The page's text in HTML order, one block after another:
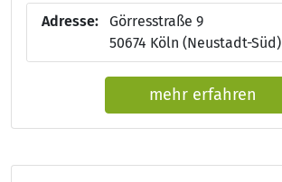
Adresse:
Görresstraße 9
50674 Köln (Neustadt-Süd)
mehr erfahren